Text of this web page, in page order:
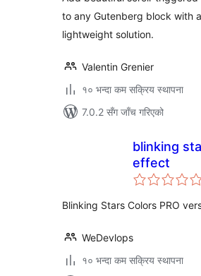
to any Gutenberg block with
lightweight solution.
Valentin Grenier
१० भन्दा कम सक्रिय स्थापना
7.0.2 सँग जाँच गरिएको
blinking
effect
Blinking Stars Colors PRO
WeDevlops
१० भन्दा कम सक्रिय स्थापना